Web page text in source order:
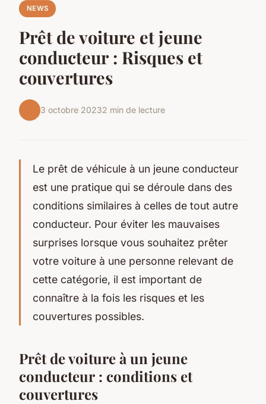
NEWS
Prêt de voiture et jeune
conducteur : Risques et
couvertures
3 octobre 20232 min de lecture
Le prêt de véhicule à un jeune conducteur
est une pratique qui se déroule dans des
conditions similaires à celles de tout autre
conducteur. Pour éviter les mauvaises
surprises lorsque vous souhaitez prêter
votre voiture à une personne relevant de
cette catégorie, il est important de
connaître à la fois les risques et les
couvertures possibles.
Prêt de voiture à un jeune
conducteur : conditions et
couvertures